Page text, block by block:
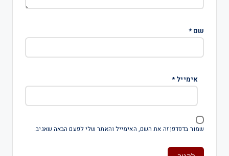
שם*
אימייל*
שמור בדפדפן זה את השם, האימייל והאתר שלי לפעם הבאה שאגיב.